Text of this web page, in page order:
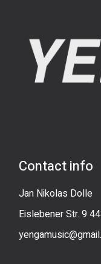
Contact info
Jan Nikolas Dolle
Eislebener Str. 9